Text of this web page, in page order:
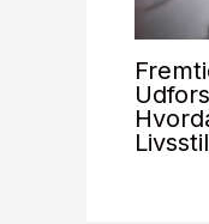
Livsstil